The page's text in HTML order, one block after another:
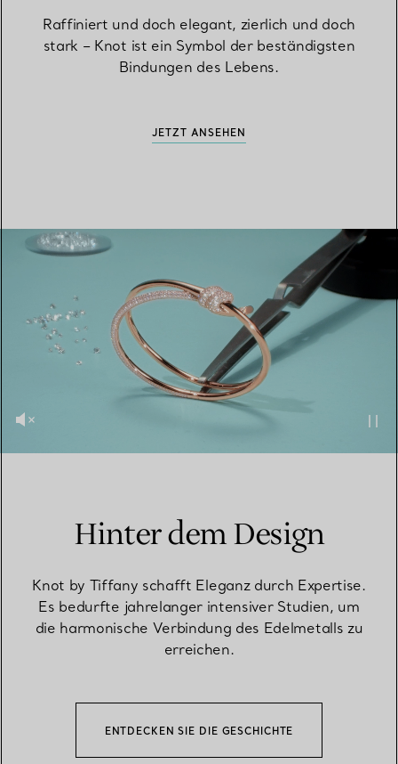
Raffiniert und doch elegant, zierlich und doch
stark – Knot ist ein Symbol der beständigsten
Bindungen des Lebens.
JETZT ANSEHEN
Hinter dem Design
Knot by Tiffany schafft Eleganz durch Expertise.
Es bedurfte jahrelanger intensiver Studien, um
die harmonische Verbindung des Edelmetalls zu
erreichen.
ENTDECKEN SIE DIE GESCHICHTE